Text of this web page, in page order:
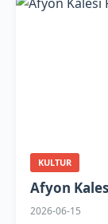
KULTUR
Afyon
2026-06-15